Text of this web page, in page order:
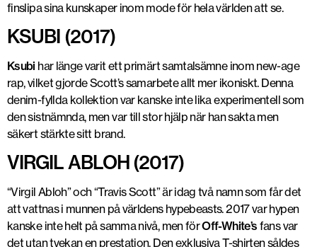
finslipa sina kunskaper inom mode för hela världen att se.
KSUBI (2017)
Ksubi har länge varit ett primärt samtalsämne inom new-age
rap, vilket gjorde Scott’s samarbete allt mer ikoniskt. Denna
denim-fyllda kollektion var kanske inte lika experimentell som
den sistnämnda, men var till stor hjälp när han sakta men
säkert stärkte sitt brand.
VIRGIL ABLOH (2017)
“Virgil Abloh” och “Travis Scott” är idag två namn som får det
att vattnas i munnen på världens hypebeasts. 2017 var hypen
kanske inte helt på samma nivå, men förOff-White’s fans var
det utan tvekan en prestation. Den exklusiva T-shirten såldes